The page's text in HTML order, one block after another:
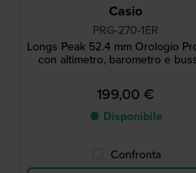
Casio
PRG-270-1ER
Longs Peak 52.4 mm Orologio
con altimetro, barometro e
199,00 €
● Disponibile
Confronta